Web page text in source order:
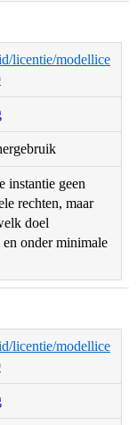
licentie/modellice
instantie geen
rechten, maar
doel
onder minimale
licentie/modellice